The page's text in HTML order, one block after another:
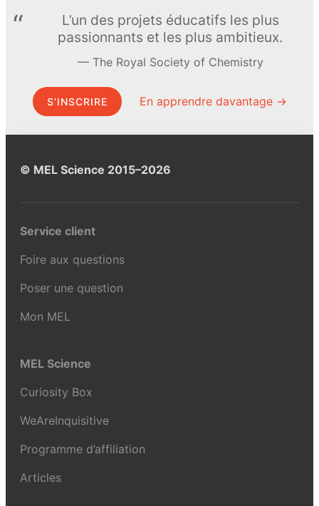
L’un des projets éducatifs les plus
passionnants et les plus ambitieux.
The Royal Society of Chemistry
S’INSCRIRE En apprendre davantage →
© MEL Science 2015–2026
Service client
Foire aux questions
Poser une question
Mon MEL
MEL Science
Curiosity Box
WeAreInquisitive
Programme d’affiliation
Articles